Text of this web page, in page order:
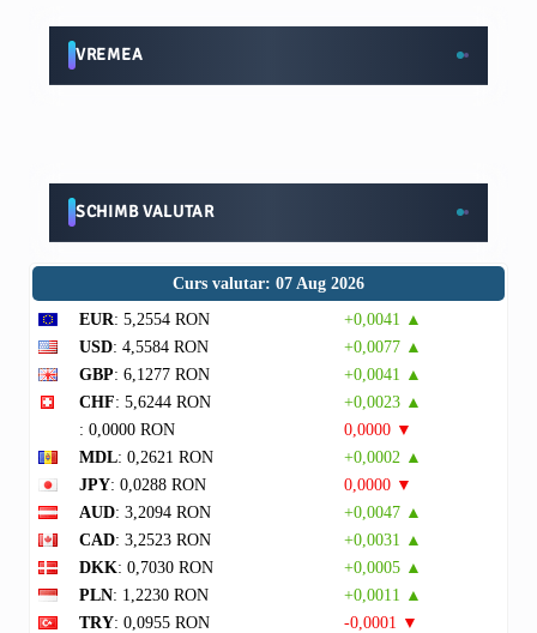
VREMEA
SCHIMB VALUTAR
Curs valutar: 07 Aug 2026
EUR: 5,2554 RON
+0,0041 ▲
USD: 4,5584 RON
+0,0077 ▲
GBP: 6,1277 RON
+0,0041 ▲
CHF: 5,6244 RON
+0,0023 ▲
: 0,0000 RON
0,0000 ▼
MDL: 0,2621 RON
+0,0002 ▲
JPY: 0,0288 RON
0,0000 ▼
AUD: 3,2094 RON
+0,0047 ▲
CAD: 3,2523 RON
+0,0031 ▲
DKK: 0,7030 RON
+0,0005 ▲
PLN: 1,2230 RON
+0,0011 ▲
TRY: 0,0955 RON
-0,0001 ▼